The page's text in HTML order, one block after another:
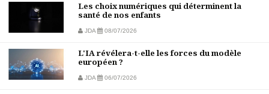
Les choix numériques qui déterminent la
santé de nos enfants
JDA 08/07/2026
L'IA révélera-t-elle les forces du modèle
européen ?
JDA 06/07/2026